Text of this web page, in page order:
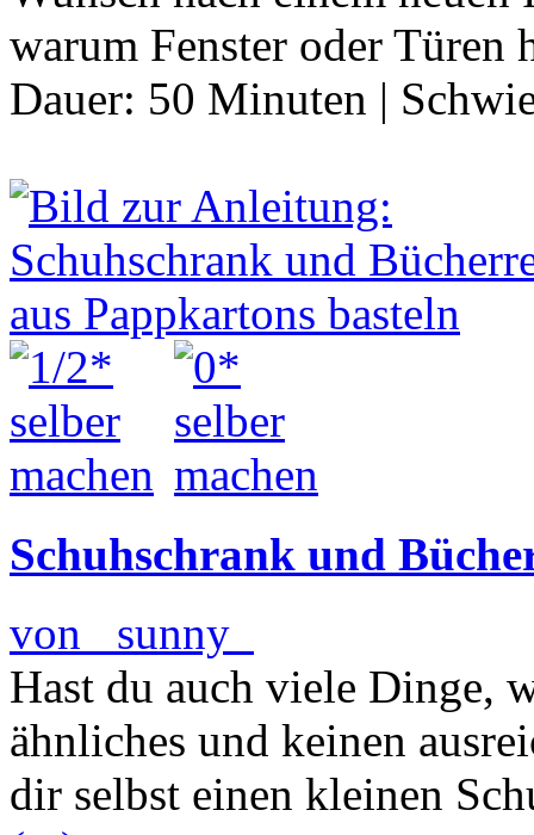
warum Fenster oder
Dauer: 50 Minuten |
Schuhschrank und
von _sunny_
Hast du auch viele Dinge,
ähnliches und keinen
dir selbst einen kleinen